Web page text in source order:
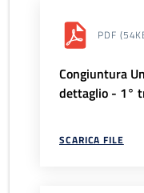
PDF
Congiuntura
dettaglio - 1°
SCARICA FILE